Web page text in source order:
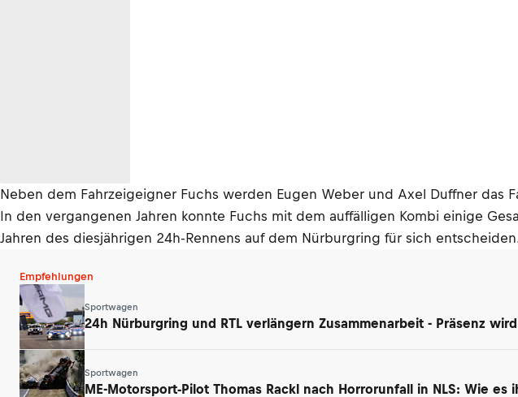
Neben dem Fahrzeigeigner Fuchs werden Eugen Weber und Axel Duffner
In den vergangenen Jahren konnte Fuchs mit dem auffälligen Kombi einige
Jahren des diesjährigen 24h-Rennens auf dem Nürburgring für sich
Empfehlungen
Sportwagen
24h Nürburgring und RTL verlängern Zusammenarbeit - Präsenz
Sportwagen
ME-Motorsport-Pilot Thomas Rackl nach Horrorunfall in NLS: Wie es